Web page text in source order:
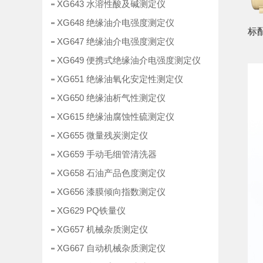
XG643 水溶性酸及碱测定仪
XG648 绝缘油介电强度测定仪
XG647 绝缘油介电强度测定仪
XG649 便携式绝缘油介电强度测定仪
XG651 绝缘油氧化安定性测定仪
XG650 绝缘油析气性测定仪
XG615 绝缘油腐蚀性硫测定仪
XG655 微量残炭测定仪
XG659 手动毛细管清洗器
XG658 石油产品色度测定仪
XG656 漆膜倾向指数测定仪
XG629 PQ铁量仪
XG657 机械杂质测定仪
XG667 自动机械杂质测定仪
标